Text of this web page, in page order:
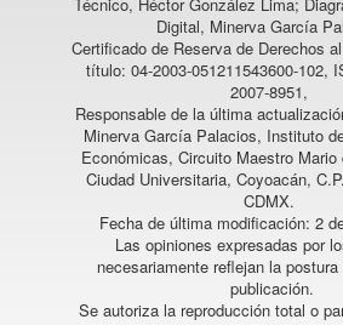
Digital, Minerva García
Certificado de Reserva de Derechos
título: 04-2003-051211543600-102,
2007-8951,
Responsable de la última
Minerva García Palacios, Instituto
Económicas, Circuito Maestro
Ciudad Universitaria, Coyoacán,
CDMX.
Fecha de última modificación: 2
Las opiniones expresadas por
necesariamente reflejan la
publicación.
Se autoriza la reproducción total o